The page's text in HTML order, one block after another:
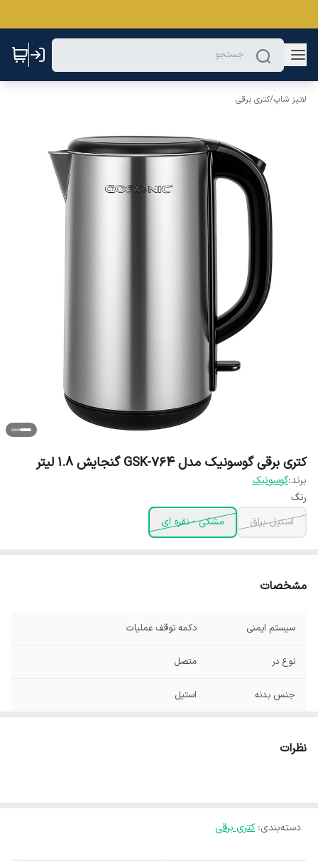
لانیز شاپ/کتری برقی
کتری برقی گوسونیک مدل GSK-764 گنجایش 1.8 لیتر
برند:گوسونیک
رنگ
استیل براق
مشکی - نقره ای
مشخصات
سیستم ایمنی دکمه توقف عملیات
نوع در متصل
جنس بدنه استیل
ابعاد
نظرات
دسته‌بندی:کتری برقی